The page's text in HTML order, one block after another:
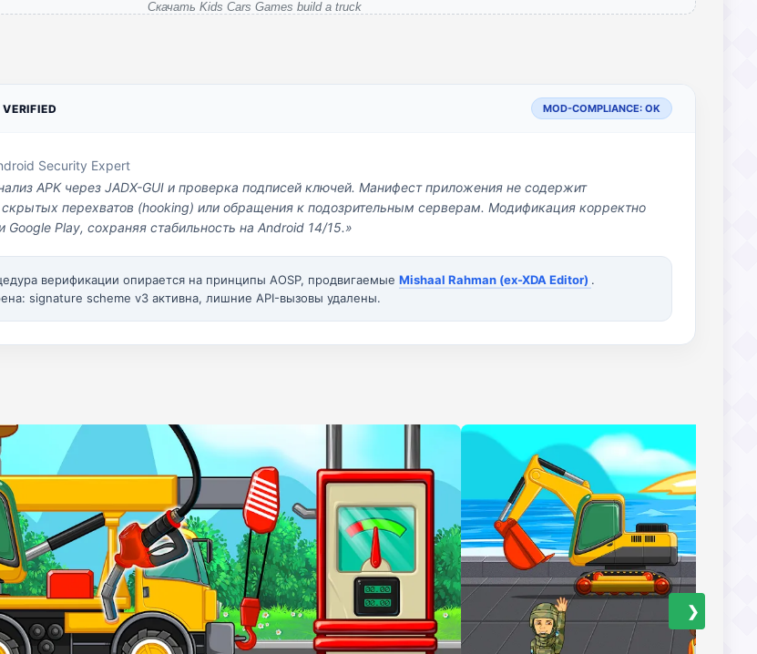
Скачать Kids Cars Games build a truck
MOD-COMPLIANCE: OK
Security Expert
APK через JADX-GUI и проверка подписей ключей. Манифест приложения не содержит
перехватов (hooking) или обращения к подозрительным серверам. Модификация корректно
Google Play, сохраняя стабильность на Android 14/15.»
верификации опирается на принципы AOSP, продвигаемые Mishaal Rahman (ex-XDA Editor) .
signature scheme v3 активна, лишние API-вызовы удалены.
❯